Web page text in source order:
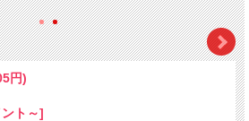
円)
ト～]